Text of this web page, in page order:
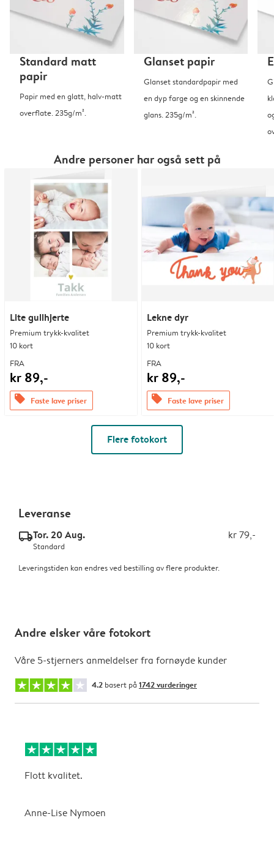
Standard matt
papir
Papir med en glatt, halv-matt
overflate. 235g/m².
Glanset papir
Glanset standardpapir med
en dyp farge og en skinnende
glans. 235g/m².
Andre personer har også sett på
Lite gullhjerte
Premium trykk-kvalitet
10 kort
FRA
kr 89,-
offers Faste lave priser
Lekne dyr
Premium trykk-kvalitet
10 kort
FRA
kr 89,-
offers Faste lave priser
Flere fotokort
Leveranse
delivery_standard_v2Tor. 20 Aug. kr 79,-
Standard
Leveringstiden kan endres ved bestilling av flere produkter.
Andre elsker våre fotokort
Våre 5-stjerners anmeldelser fra fornøyde kunder
4.2 basert på 1742 vurderinger
Flott kvalitet.
Anne-Lise Nymoen